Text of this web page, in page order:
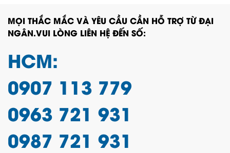
MỌI THẮC MẮC VÀ YÊU CẦU CẦN HỖ TRỢ TỪ ĐẠI
NGÂN.VUI LÒNG LIÊN HỆ ĐẾN SỐ:
HCM:
0907 113 779
0963 721 931
0987 721 931